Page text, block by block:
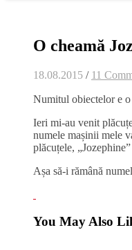
O cheamă
18.08.2015 / 11
Numitul obiectelor e o
Ieri mi-au venit
numele mașinii mele
plăcuțele,
Așa să-i rămână
You May Also